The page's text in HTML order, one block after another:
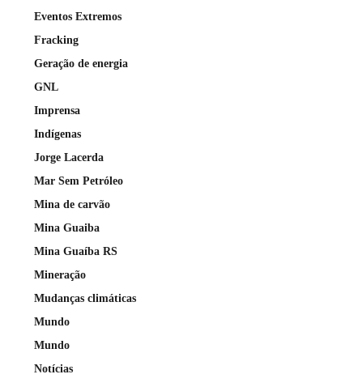
Eventos Extremos
Fracking
Geração de energia
GNL
Imprensa
Indígenas
Jorge Lacerda
Mar Sem Petróleo
Mina de carvão
Mina Guaiba
Mina Guaíba RS
Mineração
Mudanças climáticas
Mundo
Mundo
Notícias